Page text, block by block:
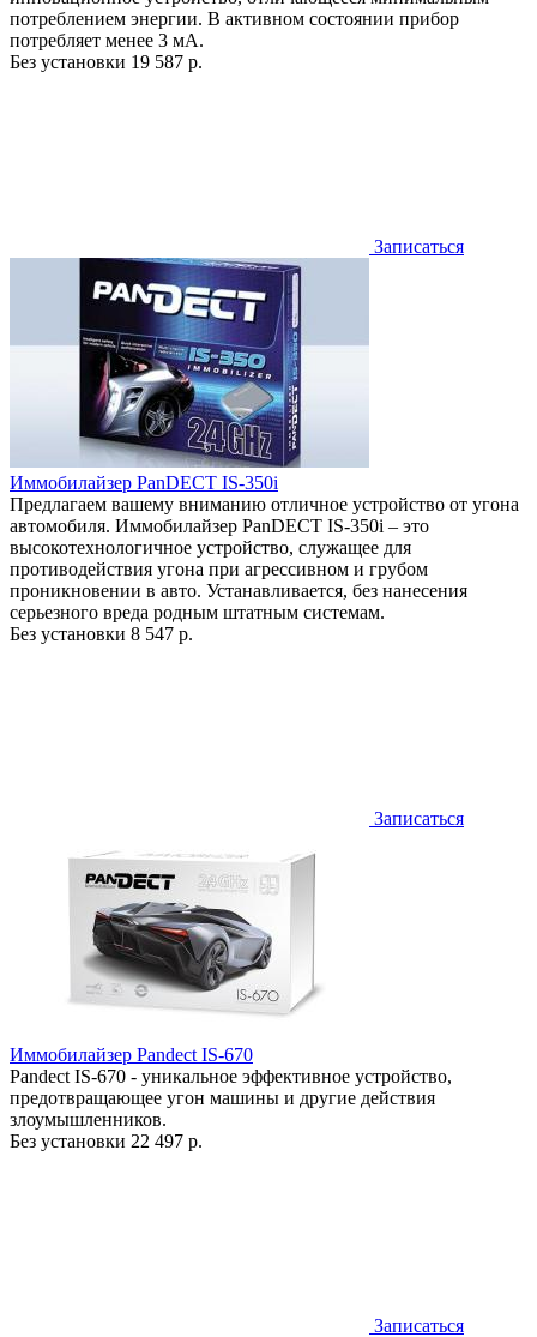
потреблением энергии. В активном состоянии прибор
потребляет менее 3 мА.
Без установки 19 587 р.
Записаться
Иммобилайзер PanDECT IS-350i
Предлагаем вашему вниманию отличное устройство от угона
автомобиля. Иммобилайзер PanDECT IS-350i – это
высокотехнологичное устройство, служащее для
противодействия угона при агрессивном и грубом
проникновении в авто. Устанавливается, без нанесения
серьезного вреда родным штатным системам.
Без установки 8 547 р.
Записаться
Иммобилайзер Pandect IS-670
Pandect IS-670 - уникальное эффективное устройство,
предотвращающее угон машины и другие действия
злоумышленников.
Без установки 22 497 р.
Записаться